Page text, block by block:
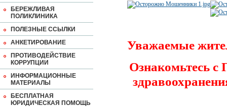
БЕРЕЖЛИВАЯ
ПОЛИКЛИНИКА
ПОЛЕЗНЫЕ ССЫЛКИ
АНКЕТИРОВАНИЕ
ПРОТИВОДЕЙСТВИЕ
КОРРУПЦИИ
ИНФОРМАЦИОННЫЕ
МАТЕРИАЛЫ
БЕСПЛАТНАЯ
ЮРИДИЧЕСКАЯ ПОМОЩЬ
Уважаемые
Ознакомьтесь